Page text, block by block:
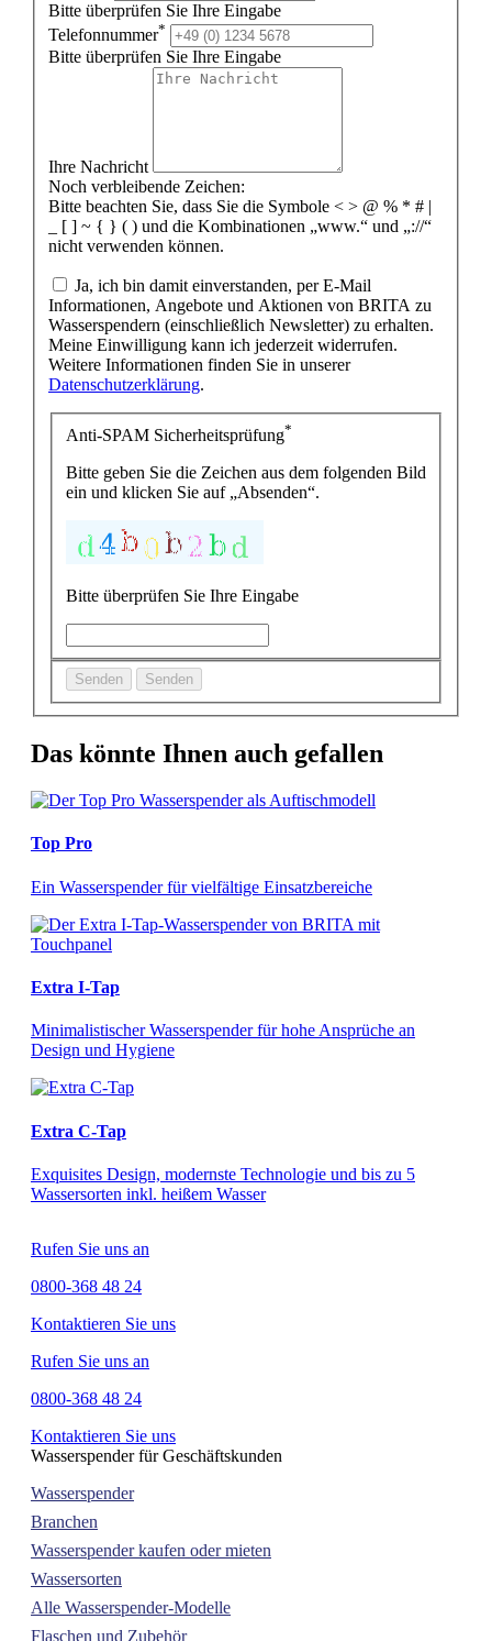
Bitte überprüfen Sie Ihre Eingabe
Telefonnummer*
Bitte überprüfen Sie Ihre Eingabe
Ihre Nachricht
Noch verbleibende Zeichen:
Bitte beachten Sie, dass Sie die Symbole < > @ % * # |
_ [ ] ~ { } ( ) und die Kombinationen „www.“ und „://“
nicht verwenden können.
Ja, ich bin damit einverstanden, per E-Mail
Informationen, Angebote und Aktionen von BRITA zu
Wasserspendern (einschließlich Newsletter) zu erhalten.
Meine Einwilligung kann ich jederzeit widerrufen.
Weitere Informationen finden Sie in unserer
Datenschutzerklärung.
Anti-SPAM Sicherheitsprüfung*
Bitte geben Sie die Zeichen aus dem folgenden Bild
ein und klicken Sie auf „Absenden“.
Bitte überprüfen Sie Ihre Eingabe
Senden Senden
Das könnte Ihnen auch gefallen
Top Pro
Ein Wasserspender für vielfältige Einsatzbereiche
Extra I-Tap
Minimalistischer Wasserspender für hohe Ansprüche an
Design und Hygiene
Extra C-Tap
Exquisites Design, modernste Technologie und bis zu 5
Wassersorten inkl. heißem Wasser
Rufen Sie uns an
0800-368 48 24
Kontaktieren Sie uns
Rufen Sie uns an
0800-368 48 24
Kontaktieren Sie uns
Wasserspender für Geschäftskunden
Wasserspender
Branchen
Wasserspender kaufen oder mieten
Wassersorten
Alle Wasserspender-Modelle
Flaschen und Zubehör